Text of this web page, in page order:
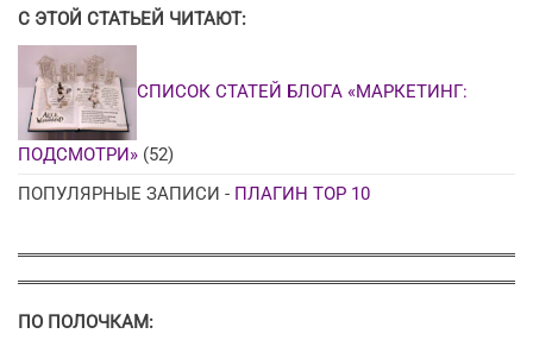
С ЭТОЙ СТАТЬЕЙ ЧИТАЮТ:
СПИСОК СТАТЕЙ БЛОГА «МАРКЕТИНГ:
ПОДСМОТРИ» (52)
ПОПУЛЯРНЫЕ ЗАПИСИ - ПЛАГИН TOP 10
ПО ПОЛОЧКАМ: